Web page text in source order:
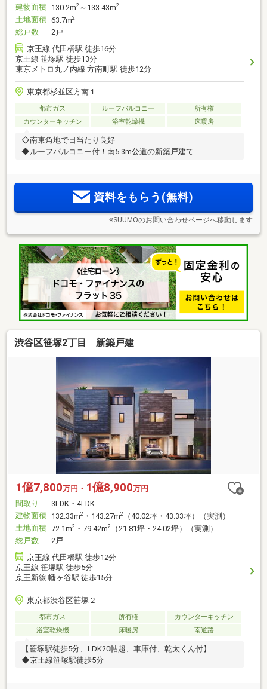
建物面積 130.2m2 ～133.43m2
土地面積 63.7m2
総戸数
2戸
京王線 代田橋駅 徒歩16分
京王線 笹塚駅 徒歩13分
東京メトロ丸ノ内線 方南町駅 徒歩12分
東京都杉並区方南１
都市ガス ルーフバルコニー
所有権
カウンターキッチン
浴室乾燥機 床暖房
◇南東角地で日当たり良好
◆ルーフバルコニー付！南5.3m公道の新築戸建て
資料をもらう(無料)
※SUUMOのお問い合わせページへ移動します
渋谷区笹塚2丁目 新築戸建
1億7,800万円・ 1億8,900万円
間取り
3LDK・4LDK
建物面積 132.33m2 ・143.27m2
（40.02坪・43.33坪）（実測）
土地面積 72.1m2 ・79.42m2
（21.81坪・24.02坪）（実測）
総戸数
2戸
京王線 代田橋駅 徒歩12分
京王線 笹塚駅 徒歩5分
京王新線 幡ヶ谷駅 徒歩15分
東京都渋谷区笹塚２
都市ガス 所有権
カウンターキッチン
浴室乾燥機
床暖房 南道路
【笹塚駅徒歩5分、LDK20帖超、車庫付、乾太くん付】
◆京王線笹塚駅徒歩5分